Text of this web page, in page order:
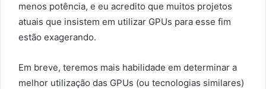
menos potência, e eu acredito que muitos projetos
atuais que insistem em utilizar GPUs para esse fim
estão exagerando.
Em breve, teremos mais habilidade em determinar a
melhor utilização das GPUs (ou tecnologias similares)